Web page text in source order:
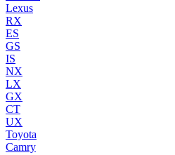
Lexus
RX
ES
GS
IS
NX
LX
GX
CT
UX
Toyota
Camry